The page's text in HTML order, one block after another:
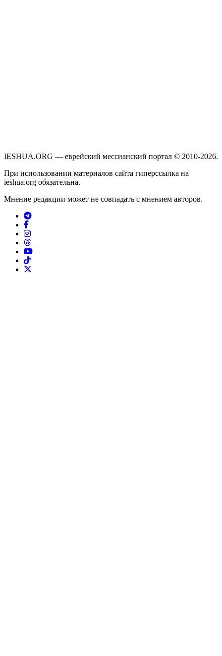
IESHUA.ORG — еврейский мессианский портал © 2010-2026.
При использовании материалов сайта гиперссылка на
ieshua.org обязательна.
Мнение редакции может не совпадать с мнением авторов.